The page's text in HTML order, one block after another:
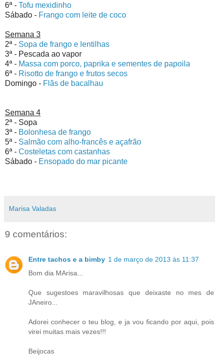
6ª - Tofu mexidinho
Sábado - Frango com leite de coco
Semana 3
2ª - Sopa de frango e lentilhas
3ª - Pescada ao vapor
4ª - Massa com porco, paprika e sementes de papoila
6ª - Risotto de frango e frutos secos
Domingo - Flãs de bacalhau
Semana 4
2ª - Sopa
3ª - Bolonhesa de frango
5ª - Salmão com alho-francês e açafrão
6ª - Costeletas com castanhas
Sábado - Ensopado do mar picante
Marisa Valadas
9 comentários:
Entre tachos e a bimby 1 de março de 2013 às 11:37
Bom dia MArisa...
Que sugestoes maravilhosas que deixaste no mes de
JAneiro...
Adorei conhecer o teu blog, e ja vou ficando por aqui, pois
virei muitas mais vezes!!!
Beijocas